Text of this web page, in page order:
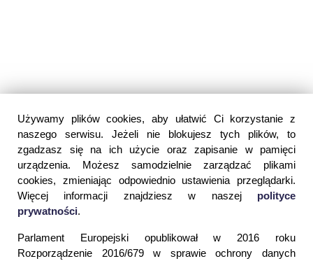
Używamy plików cookies, aby ułatwić Ci korzystanie z
naszego serwisu. Jeżeli nie blokujesz tych plików, to
zgadzasz się na ich użycie oraz zapisanie w pamięci
urządzenia. Możesz samodzielnie zarządzać plikami
cookies, zmieniając odpowiednio ustawienia przeglądarki.
Więcej informacji znajdziesz w naszej polityce
prywatności.
Parlament Europejski opublikował w 2016 roku
Rozporządzenie 2016/679 w sprawie ochrony danych